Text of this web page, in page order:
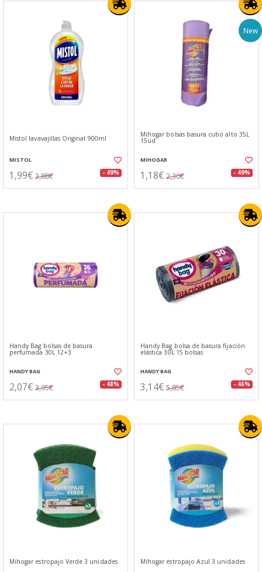
Mistol lavavajillas Original 900ml
MISTOL
1,99€ 3,88€ - 49%
New
Mihogar bolsas basura cubo alto 35L
15ud
MIHOGAR
1,18€ 2,30€ - 49%
Handy Bag bolsas de basura
perfumada 30L 12+3
HANDY BAG
2,07€ 3,95€ - 48%
Handy Bag bolsa de basura fijación
elástica 30L 15 bolsas
HANDY BAG
3,14€ 5,85€ - 46%
Mihogar estropajo Verde 3 unidades Mihogar estropajo Azul 3 unidades